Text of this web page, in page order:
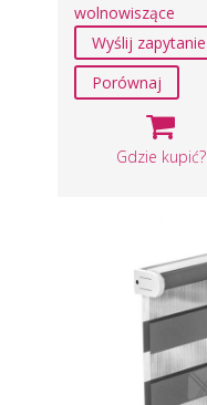
wolnowiszące
Wyślij zapytanie
Porównaj
Gdzie kupić?